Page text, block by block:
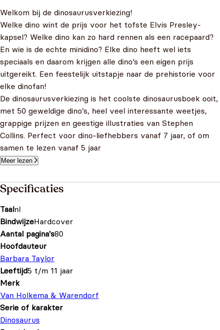
Welkom bij de dinosaurusverkiezing!
Welke dino wint de prijs voor het tofste Elvis Presley-
kapsel? Welke dino kan zo hard rennen als een racepaard?
En wie is de echte minidino? Elke dino heeft wel iets
speciaals en daarom krijgen alle dino’s een eigen prijs
uitgereikt. Een feestelijk uitstapje naar de prehistorie voor
elke dinofan!
De dinosaurusverkiezing is het coolste dinosaurusboek ooit,
met 50 geweldige dino’s, heel veel interessante weetjes,
grappige prijzen en geestige illustraties van Stephen
Collins. Perfect voor dino-liefhebbers vanaf 7 jaar, of om
samen te lezen vanaf 5 jaar
Meer lezen
Specificaties
Taalnl
BindwijzeHardcover
Aantal pagina's80
Hoofdauteur
Barbara Taylor
Leeftijd5 t/m 11 jaar
Merk
Van Holkema & Warendorf
Serie of karakter
Dinosaurus